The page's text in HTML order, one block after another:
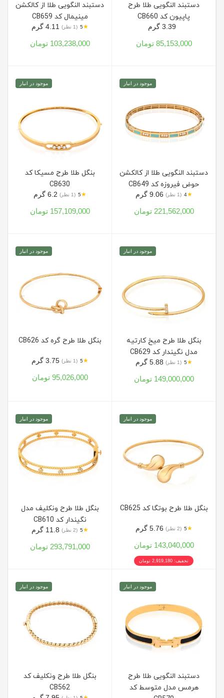
دستبند النگویی طلا طرح
پاپیون کد CB660
85,153,000 تومان
دستبند النگویی طلا از کالکشن
مینیمال کد CB659
★
5 (1 نظر)
103,238,000 تومان
موجود در انبار
دستبند النگویی طلا از کالکشن
حوض فیروزه کد CB649
★
4 (1 نظر)
221,562,000 تومان
موجود در انبار
بنگل طلا طرح مسیکا کد
CB630
★
5 (1 نظر)
157,109,000 تومان
موجود در انبار
بنگل طلا طرح میخ کارتیه
مدل نگیندار کد CB629
★
5 (1 نظر)
149,000,000 تومان
موجود در انبار
بنگل طلا طرح گره کد CB626
★
5 (1 نظر) 3.75 گرم
95,026,000 تومان
موجود در انبار
بنگل طلا طرح بوتگا کد CB625
★
5 (2 نظر)
143,040,000 تومان
تخفیف: 2,919,180 تومان
موجود در انبار
بنگل طلا طرح ونکلیف مدل
نگیندار کد CB610
★
5 (2 نظر)
293,791,000 تومان
موجود در انبار
دستبند النگویی طلا طرح
هرمس مدل متوسط کد
موجود در انبار
بنگل طلا طرح ونکلیف کد
CB562